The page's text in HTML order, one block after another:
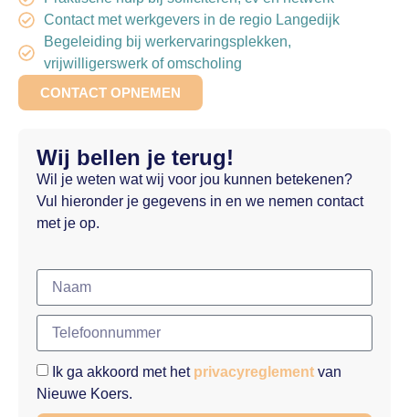
Wij bellen je terug!
Wil je weten wat wij voor jou kunnen betekenen?
Vul hieronder je gegevens in en we nemen contact
met je op.
Ik ga akkoord met het privacyreglement van
Nieuwe Koers.
Contact met werkgevers in de regio Langedijk
Begeleiding bij werkervaringsplekken,
vrijwilligerswerk of omscholing
CONTACT OPNEMEN